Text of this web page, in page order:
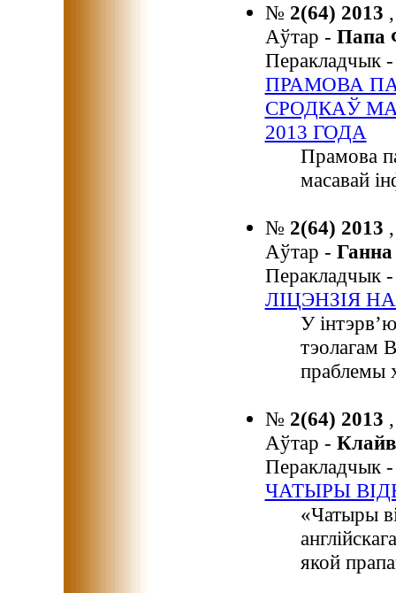
№ 2(64) 2013
Аўтар -
Перакладчык
ПРАМОВА
СРОДКАЎ
2013 ГОДА
Прамова
масавай
№ 2(64) 2013
Аўтар -
Перакладчык
ЛІЦЭНЗІЯ
У
тэолагам
праблемы
№ 2(64) 2013
Аўтар -
Перакладчык
ЧАТЫРЫ
«Чатыры
якой